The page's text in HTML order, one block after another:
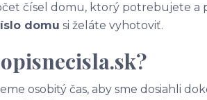
čísel domu, ktorý potrebujete a
domu si želáte vyhotoviť.
osobitý čas, aby sme dosiahli